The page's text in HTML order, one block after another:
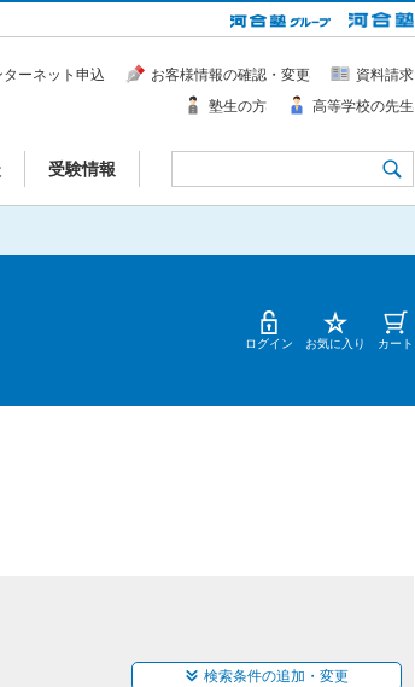
受験情報
ターネット申込 お客様情報の確認・変更
資料請求
塾生の方
高等学校の先生
ログイン お気に入り カート
検索条件の追加・変更